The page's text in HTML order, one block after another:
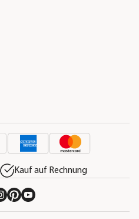
Kauf auf Rechnung